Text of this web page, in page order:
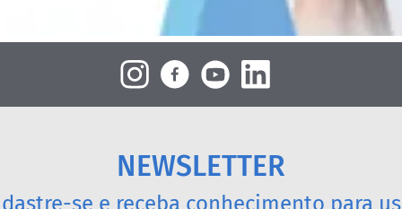
NEWSLETTER
se e receba conhecimento para